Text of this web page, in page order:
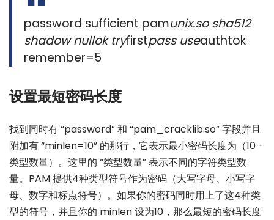
password sufficient pamunix.so sha512
shadow nullok tryfirstpass useauthtok
remember=5
设置最短密码长度
找到同时有 “password” 和 “pam_cracklib.so” 字段并且
附加有 “minlen=10” 的那行，它表示最小密码长度为（10 -
类型数量）。这里的 “类型数量” 表示不同的字符类型数
量。PAM 提供4种类型符号作为密码（大写字母、小写字
母、数字和标点符号）。如果你的密码同时用上了这4种类
型的符号，并且你的 minlen 设为10，那么最短的密码长度